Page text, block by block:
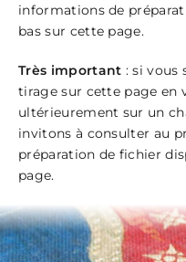
informations de
bas sur cette page.
Très important : si vous
tirage sur cette page en
ultérieurement sur un
invitons à consulter au
préparation de fichier
page.